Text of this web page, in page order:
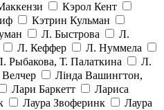
Кэрол Кент
Кэтрин Кульман
Л. Быстрова
Л.
Л. Кеффер
Л. Нуммела
Рыбакова, Т. Палаткина
Л.
Велчер
Лінда Вашингтон,
Лари Баркетт
Лариса
Лаура Звоферинк
Лаура